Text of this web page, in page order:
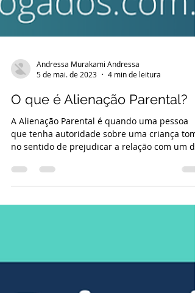
Andressa Murakami Andressa
5 de mai. de 2023
4 min de leitura
O que é Alienação Parental?
A Alienação Parental é quando uma pessoa
que tenha autoridade sobre uma criança
pais.